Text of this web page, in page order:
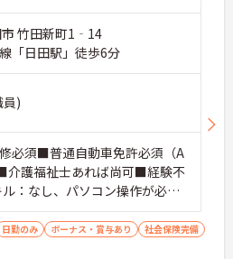
市 竹田新町1‐14
「日田駅」徒歩6分
員)
必須■普通自動車免許必須（A
介護福祉士あれば尚可■経験不
：なし、パソコン操作が必要
は、お教えしますのでご安心
日勤のみ ボーナス・賞与あり
社会保険完備